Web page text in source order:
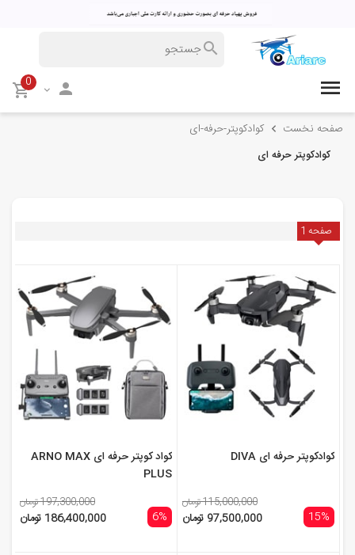
0
صفحه نخست کوادکوپتر-حرفه-ای
کوادکوپتر حرفه ای
صفحه 1
کوادکوپتر حرفه ای DIVA
15%
115,000,000 تومان
97,500,000 تومان
کواد کوپتر حرفه ای ARNO MAX
PLUS
6%
197,300,000 تومان
186,400,000 تومان